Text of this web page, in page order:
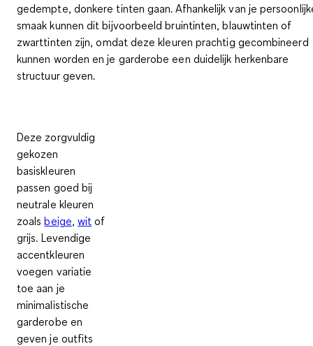
gedempte, donkere tinten gaan. Afhankelijk van je
smaak kunnen dit bijvoorbeeld bruintinten, blauwtinten of
zwarttinten zijn, omdat deze kleuren prachtig gecombineerd
kunnen worden en je garderobe een duidelijk herkenbare
structuur geven.
Deze zorgvuldig
gekozen
basiskleuren
passen goed bij
neutrale kleuren
zoalsbeige,wit of
grijs. Levendige
accentkleuren
voegen variatie
toe aan je
minimalistische
garderobe en
geven je outfits